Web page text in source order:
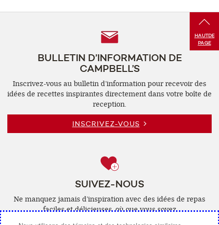
HAUTDE
PAGE
BULLETIN D’INFORMATION DE
CAMPBELL’S
Inscrivez-vous au bulletin d’information pour recevoir des
idées de recettes inspirantes directement dans votre boîte de
reception.
INSCRIVEZ-VOUS
SUIVEZ-NOUS
Ne manquez jamais d’inspiration avec des idées de repas
faciles et délicieuses, où que vous soyez